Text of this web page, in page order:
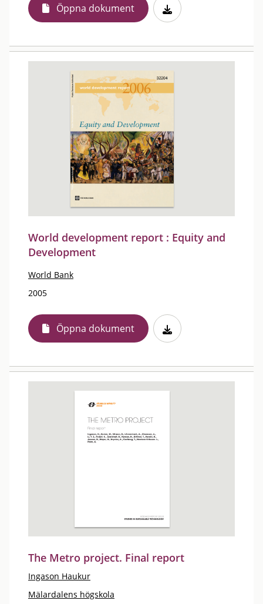
Öppna dokument
World development report : Equity and
Development
World Bank
2005
Öppna dokument
The Metro project. Final report
Ingason Haukur
Mälardalens högskola